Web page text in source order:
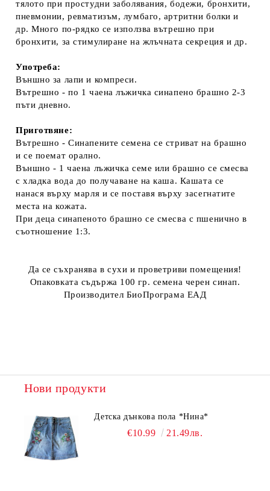
тялото при простудни заболявания, бодежи, бронхити,
пневмонии, ревматизъм, лумбаго, артритни болки и
др. Много по-рядко се използва вътрешно при
бронхити, за стимулиране на жлъчната секреция и др.
Употреба:
Външно за лапи и компреси.
Вътрешно - по 1 чаена лъжичка синапено брашно 2-3
пъти дневно.
Приготвяне:
Вътрешно - Синапените семена се стриват на брашно
и се поемат орално.
Външно - 1 чаена лъжичка семе или брашно се смесва
с хладка вода до получаване на каша. Кашата се
нанася върху марля и се поставя върху засегнатите
места на кожата.
При деца синапеното брашно се смесва с пшенично в
съотношение 1:3.
Да се съхранява в сухи и проветриви помещения!
Опаковката съдържа 100 гр. семена черен синап.
Производител БиоПрограма ЕАД
Нови продукти
Детска дънкова пола *Нина*
€10.99 21.49лв.